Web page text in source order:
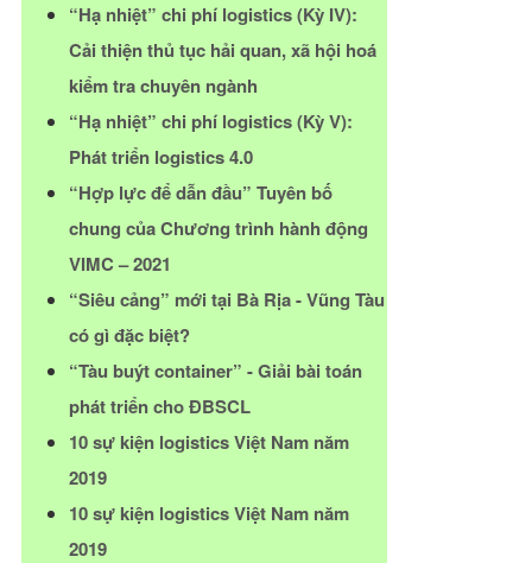
“Hạ nhiệt” chi phí logistics (Kỳ IV):
Cải thiện thủ tục hải quan, xã hội hoá
kiểm tra chuyên ngành
“Hạ nhiệt” chi phí logistics (Kỳ V):
Phát triển logistics 4.0
“Hợp lực để dẫn đầu” Tuyên bố
chung của Chương trình hành động
VIMC – 2021
“Siêu cảng” mới tại Bà Rịa - Vũng Tàu
có gì đặc biệt?
“Tàu buýt container” - Giải bài toán
phát triển cho ĐBSCL
10 sự kiện logistics Việt Nam năm
2019
10 sự kiện logistics Việt Nam năm
2019